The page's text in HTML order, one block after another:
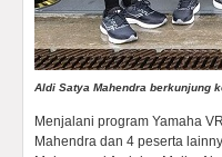
Aldi Satya Mahendra berkunjung
Menjalani program Yamaha
Mahendra dan 4 peserta